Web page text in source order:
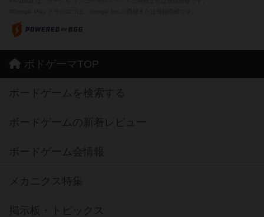
ボドゲーマTOP
ボードゲームを検索する
ボードゲームの新着レビュー
ボードゲーム会情報
メカニクス特集
掲示板・トピックス